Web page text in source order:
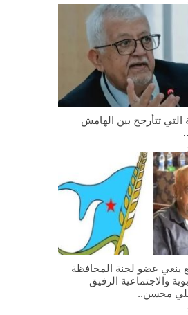
تتأرجح بين الهامش
ينعي عضو لجنة المحافظة
والاجتماعية الرفيق
علي محسن..